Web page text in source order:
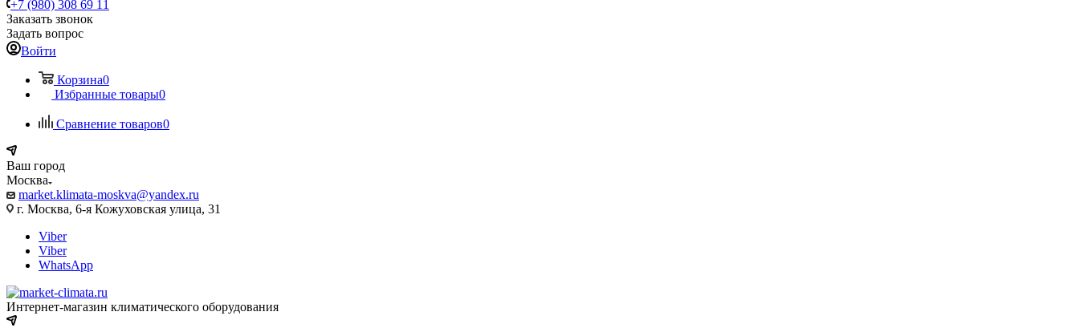
+7 (980) 308 69 11
Заказать звонок
Задать вопрос
Войти
Корзина0
Избранные товары0
Сравнение товаров0
Ваш город
Москва
market.klimata-moskva@yandex.ru
г. Москва, 6-я Кожуховская улица, 31
Viber
Viber
WhatsApp
Интернет-магазин климатического оборудования